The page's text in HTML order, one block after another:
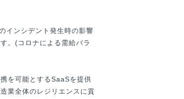
インシデント発生時の影響
。(コロナによる需給バラ
を可能とするSaaSを提供
業全体のレジリエンスに貢